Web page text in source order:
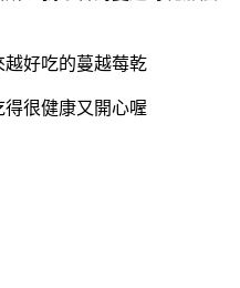
好吃的蔓越莓乾
很健康又開心喔